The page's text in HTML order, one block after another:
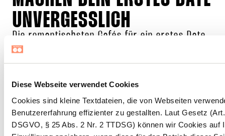
Diese Webseite verwendet Cookies
Cookies sind kleine Textdateien, die von Webseiten
Benutzererfahrung effizienter zu gestallten. Laut Gesetz
DSGVO, § 25 Abs. 2 Nr. 2 TTDSG) können wir Cookies auf
UNVERGESSLICH
Die romantischsten Cafés für ein erstes Date
in Berlin Entdecke die 5 romantischsten Cafés
in Berlin für dein erstes Date. Heiß, heißer,